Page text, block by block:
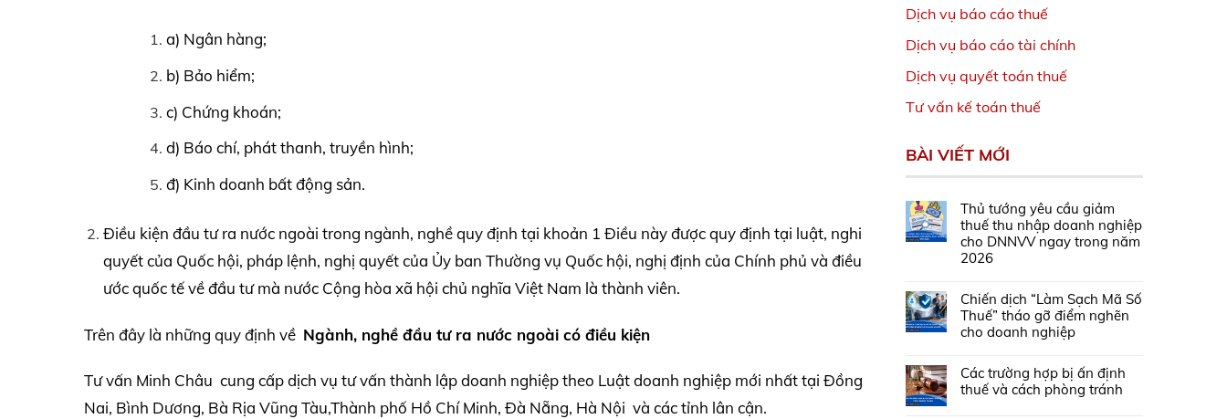
a) Ngân hàng;
b) Bảo hiểm;
c) Chứng khoán;
d) Báo chí, phát thanh, truyền hình;
đ) Kinh doanh bất động sản.
Điều kiện đầu tư ra nước ngoài trong ngành, nghề quy định tại khoản 1 Điều này được quy định tại luật, nghi
quyết của Quốc hội, pháp lệnh, nghị quyết của Ủy ban Thường vụ Quốc hội, nghị định của Chính phủ và điều
ước quốc tế về đầu tư mà nước Cộng hòa xã hội chủ nghĩa Việt Nam là thành viên.
Trên đây là những quy định về Ngành, nghề đầu tư ra nước ngoài có điều kiện
Tư vấn Minh Châu cung cấp dịch vụ tư vấn thành lập doanh nghiệp theo Luật doanh nghiệp mới nhất tại Đồng
Nai, Bình Dương, Bà Rịa Vũng Tàu,Thành phố Hồ Chí Minh, Đà Nẵng, Hà Nội và các tỉnh lân cận.
Dịch vụ báo cáo thuế
Dịch vụ báo cáo tài chính
Dịch vụ quyết toán thuế
Tư vấn kế toán thuế
BÀI VIẾT MỚI
Thủ tướng yêu cầu giảm
thuế thu nhập doanh nghiệp
cho DNNVV ngay trong năm
2026
Chiến dịch “Làm Sạch Mã Số
Thuế” tháo gỡ điểm nghẽn
cho doanh nghiệp
Các trường hợp bị ấn định
thuế và cách phòng tránh